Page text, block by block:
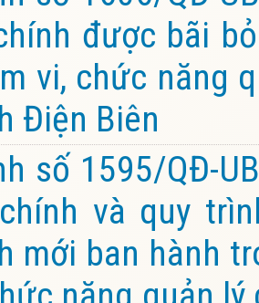
được bãi
vi, chức năng
Điện Biên
số 1595/QĐ-
và quy
mới ban hành